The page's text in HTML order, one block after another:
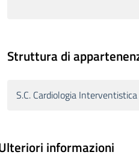
Struttura di
S.C. Cardiologia
informazioni